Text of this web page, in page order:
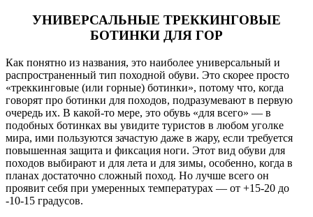
УНИВЕРСАЛЬНЫЕ ТРЕККИНГОВЫЕ
БОТИНКИ ДЛЯ ГОР
Как понятно из названия, это наиболее универсальный и
распространенный тип походной обуви. Это скорее просто
«треккинговые (или горные) ботинки», потому что, когда
говорят про ботинки для походов, подразумевают в первую
очередь их. В какой-то мере, это обувь «для всего» — в
подобных ботинках вы увидите туристов в любом уголке
мира, ими пользуются зачастую даже в жару, если требуется
повышенная защита и фиксация ноги. Этот вид обуви для
походов выбирают и для лета и для зимы, особенно, когда в
планах достаточно сложный поход. Но лучше всего он
проявит себя при умеренных температурах — от +15-20 до
-10-15 градусов.